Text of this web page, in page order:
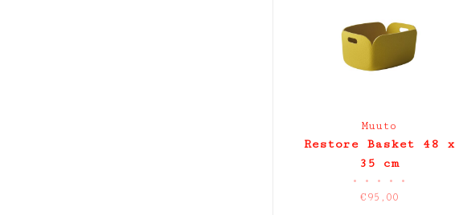
Muuto
Restore Basket 48 x
35 cm
• • • • •
€95,00